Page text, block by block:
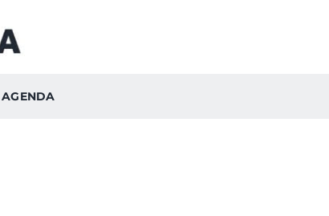
AGENDA